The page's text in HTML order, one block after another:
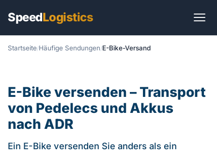
SpeedLogistics
Start
Transportlösungen
Branchen
Sendungen
Startseite Häufige Sendungen E-Bike-Versand
E-Bike versenden – Transport
von Pedelecs und Akkus
nach ADR
Ein E-Bike versenden Sie anders als ein